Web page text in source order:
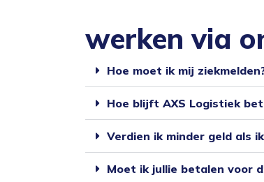
werken via
Hoe moet ik mij
Hoe blijft AXS Logistiek
Verdien ik minder geld als
Moet ik jullie betalen voor